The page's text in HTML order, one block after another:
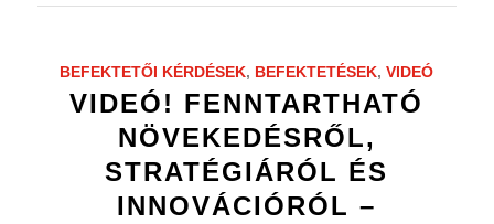
BEFEKTETŐI KÉRDÉSEK, BEFEKTETÉSEK,VIDEÓ
VIDEÓ! FENNTARTHATÓ
NÖVEKEDÉSRŐL,
STRATÉGIÁRÓL ÉS
INNOVÁCIÓRÓL –